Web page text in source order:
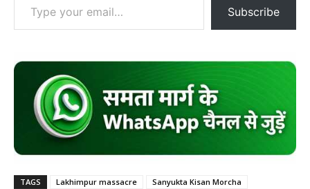
Subscribe
TAGS Lakhimpur massacre
Sanyukta Kisan Morcha